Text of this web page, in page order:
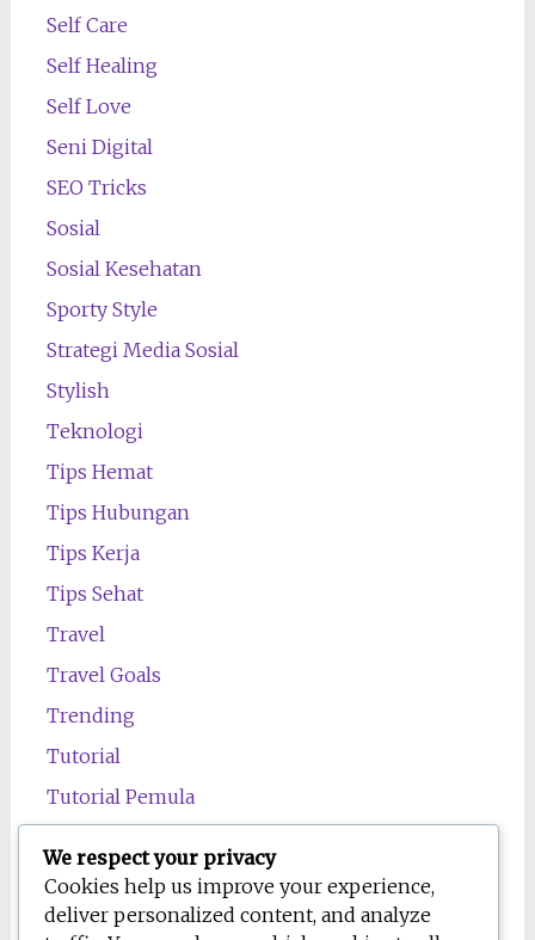
Self Care
Self Healing
Self Love
Seni Digital
SEO Tricks
Sosial
Sosial Kesehatan
Sporty Style
Strategi Media Sosial
Stylish
Teknologi
Tips Hemat
Tips Hubungan
Tips Kerja
Tips Sehat
Travel
Travel Goals
Trending
Tutorial
Tutorial Pemula
Wawasan
Wellness
We respect your privacy
Cookies help us improve your experience,
deliver personalized content, and analyze